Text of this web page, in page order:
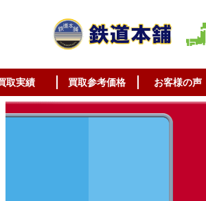
取実績 買取参考価格 お客様の声